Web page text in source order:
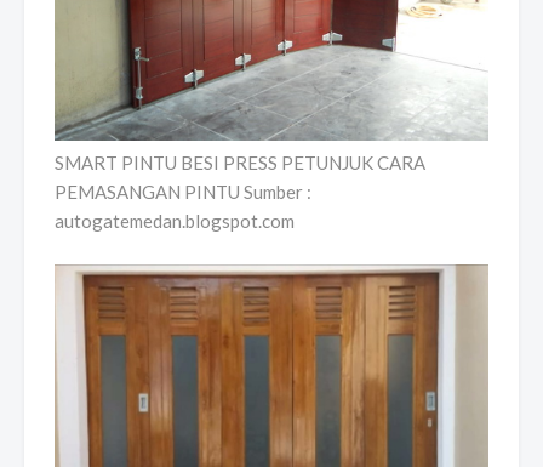
SMART PINTU BESI PRESS PETUNJUK CARA
PEMASANGAN PINTU Sumber :
autogatemedan.blogspot.com